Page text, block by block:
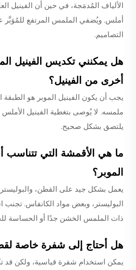
أملس. ويُضفي الملمس المرتفع للمُوَبَّر
التصاميم.
هل يمكنني تكديس الفينيل
أخرى من الفينيل؟
يجب أن يكون الفينيل الموبر هو
ملمسه. لا يُوصى بتغطية الفينيل الأملس
يلتصق بشكل صحيح.
ما هي الأقمشة التي تتناسب
الموبر؟
يعمل بشكل جيد على القطن،
البوليستر، وبعض مواد الكانفاس.
ذات الملمس الخشن جدًا أو الحساسة
هل أحتاج إلى شفرة خاصة
يمكن استخدام شفرة قياسية، ولكن قد